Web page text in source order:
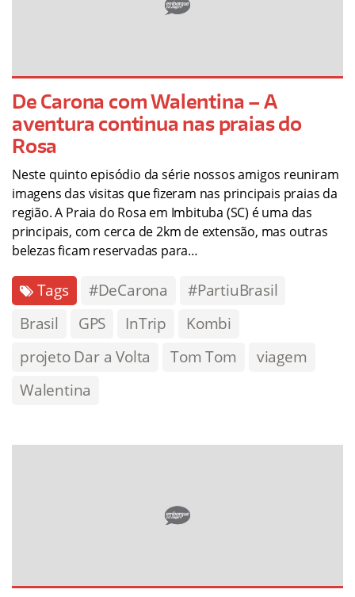
De Carona com Walentina – A
aventura continua nas praias do
Rosa
Neste quinto episódio da série nossos amigos reuniram
imagens das visitas que fizeram nas principais praias da
região. A Praia do Rosa em Imbituba (SC) é uma das
principais, com cerca de 2km de extensão, mas outras
belezas ficam reservadas para…
Tags #DeCarona
#PartiuBrasil
Brasil
GPS InTrip
Kombi
projeto Dar a Volta
Tom Tom
viagem
Walentina